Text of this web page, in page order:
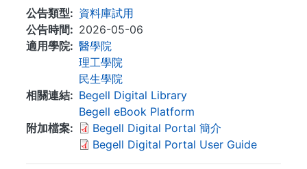
公告類型
資料庫試用
公告時間
2026-05-06
適用學院
醫學院
理工學院
民生學院
相關連結
Begell Digital Library
Begell eBook Platform
附加檔案
Begell Digital Portal 簡介
Begell Digital Portal User Guide